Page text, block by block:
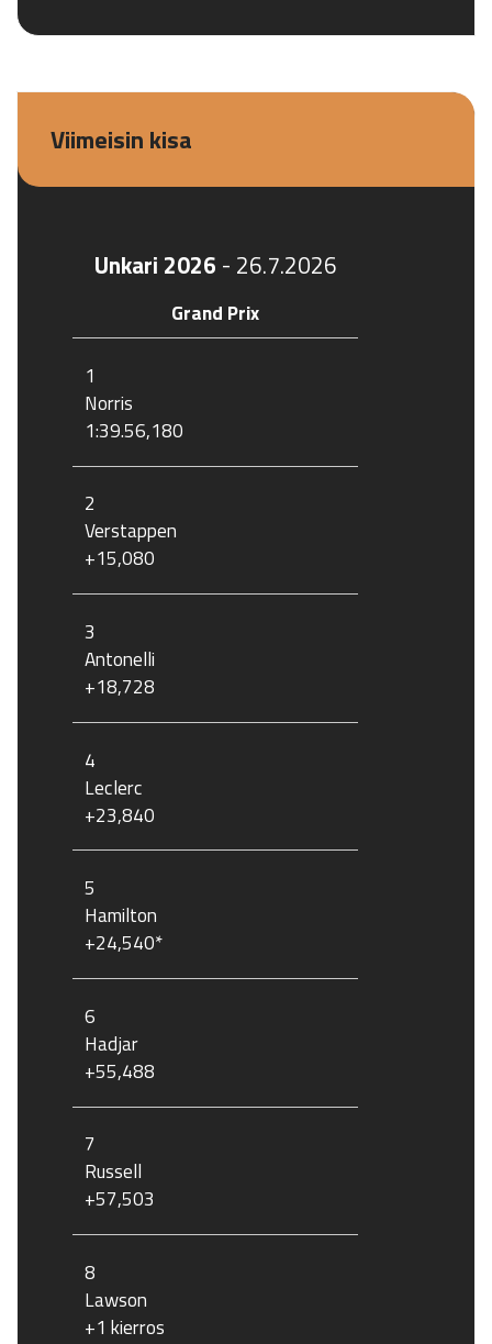
Viimeisin kisa
Unkari 2026 - 26.7.2026
Grand Prix
1
Norris
1:39.56,180
2
Verstappen
+15,080
3
Antonelli
+18,728
4
Leclerc
+23,840
5
Hamilton
+24,540*
6
Hadjar
+55,488
7
Russell
+57,503
8
Lawson
+1 kierros